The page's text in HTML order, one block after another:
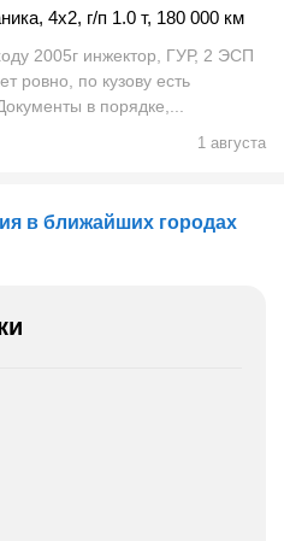
, 4x2, г/п 1.0 т, 180 000 км
2005г инжектор, ГУР, 2 ЭСП
ровно, по кузову есть
в порядке,...
1 августа
в ближайших городах